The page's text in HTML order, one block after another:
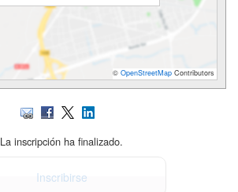
© OpenStreetMap Contributors
La inscripción ha finalizado.
Inscribirse